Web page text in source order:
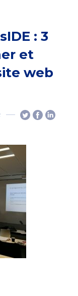
: 3
et
web